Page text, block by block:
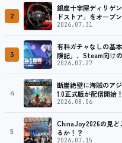
2
銀座十字屋ディリゲ
ドストア」をオープ
ング／フライトシム
2026.07.31
3
有料ガチャなしの基
険記」、Steam向け
2026.07.27
4
断崖絶壁に海賊のア
1.0正式版が配信開始！
2026.08.06
5
ChinaJoy2026の見ど
るか！？
2026.07.15